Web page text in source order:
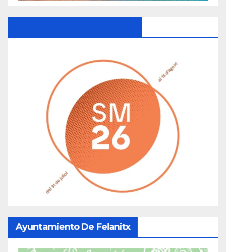
Ayuntamiento De Felanitx